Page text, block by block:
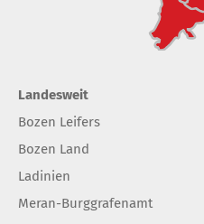
Landesweit
Bozen Leifers
Bozen Land
Ladinien
Meran-Burggrafenamt